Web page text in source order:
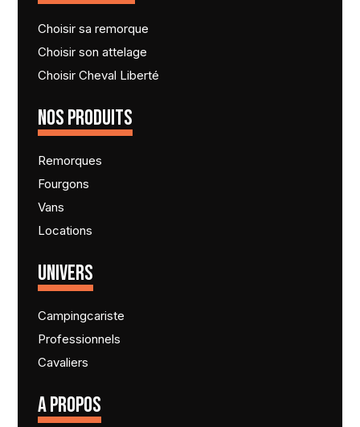
Choisir sa remorque
Choisir son attelage
Choisir Cheval Liberté
NOS PRODUITS
Remorques
Fourgons
Vans
Locations
UNIVERS
Campingcariste
Professionnels
Cavaliers
A PROPOS